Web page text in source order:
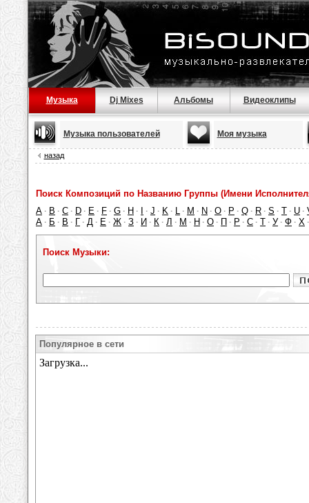
Музыка Dj Mixes Альбомы Видеоклипы
Музыка пользователей Моя музыка
назад
Поиск Композиций по Названию Группы (Имени
A · B · C · D · E · F · G · H · · J · K · L · M · N · O · P · Q · R · S · T · U ·
А · Б · В · Г · Д · Е · Ж · З · И · К · Л · М · Н · О · П · Р · С · Т · У · Ф · Х
Поиск Музыки:
Популярное в сети